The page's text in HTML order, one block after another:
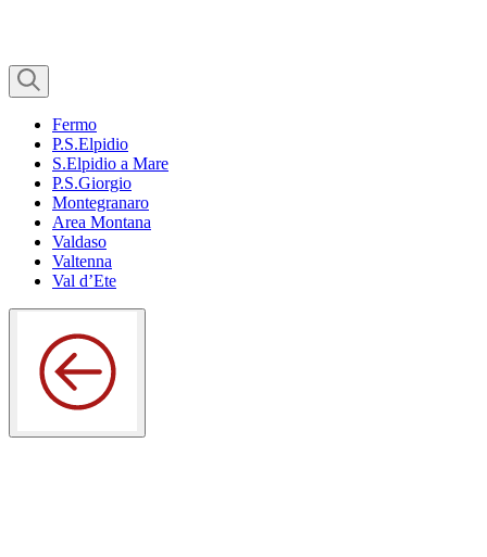
Fermo
P.S.Elpidio
S.Elpidio a Mare
P.S.Giorgio
Montegranaro
Area Montana
Valdaso
Valtenna
Val d’Ete